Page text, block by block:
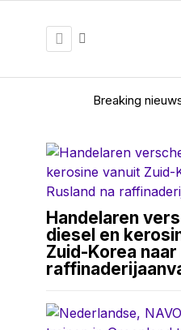
Breaking
Handelaren
diesel en
Zuid-Korea naar